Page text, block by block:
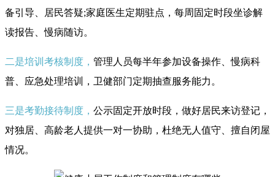
备引导、居民答疑;家庭医生定期驻点，每周固定时段坐诊解
读报告、慢病随访。
二是培训考核制度， 管理人员每半年参加设备操作、慢病科
普、应急处理培训，卫健部门定期抽查服务能力。
三是考勤接待制度， 公示固定开放时段，做好居民来访登记，
对独居、高龄老人提供一对一协助，杜绝无人值守、擅自闭屋
情况。